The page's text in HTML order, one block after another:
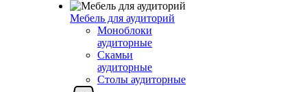
Мебель для аудиторий
Моноблоки
аудиторные
Скамьи
аудиторные
Столы аудиторные